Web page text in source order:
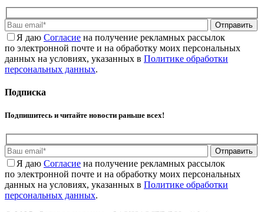
Отправить
Я даю Cогласие на получение рекламных рассылок
по электронной почте и на обработку моих персональных
данных на условиях, указанных в Политике обработки
персональных данных.
Подписка
Подпишитесь и читайте новости раньше всех!
Отправить
Я даю Cогласие на получение рекламных рассылок
по электронной почте и на обработку моих персональных
данных на условиях, указанных в Политике обработки
персональных данных.